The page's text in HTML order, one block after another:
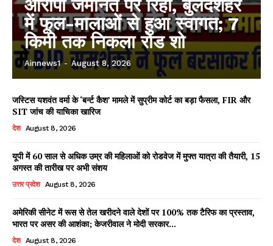
Facebook
X WhatsApp
Share
आरोपी जमानत पर रिहा, बुलंदशहर
में फूल-मालाओं से हुआ स्वागत; 7
किमी तक निकला रोड शो
Ainnews1 - August 8, 2026
जस्टिस यशवंत वर्मा के ‘बर्न्ट कैश’ मामले में सुप्रीम कोर्ट का बड़ा फैसला, FIR और
SIT जांच की याचिका खारिज
देश August 8, 2026
यूपी में 60 साल से अधिक उम्र की महिलाओं को रोडवेज में मुफ्त यात्रा की तैयारी, 15
अगस्त की तारीख पर अभी संशय
उत्तर प्रदेश August 8, 2026
अमेरिकी सीनेट में रूस से तेल खरीदने वाले देशों पर 100% तक टैरिफ का प्रस्ताव,
भारत पर असर की आशंका; केजरीवाल ने मोदी सरकार...
देश August 8, 2026